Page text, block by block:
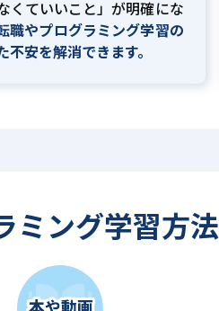
くていいこと」が明確にな
職やプログラミング学習の
不安を解消できます。
ミング学習方法